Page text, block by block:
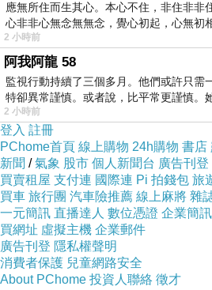
應無所住而生其心。本心不住，非住非非
心非非心無念無無念，覺心初起，心無初
2 小時前
阿我阿龍 58
監視行動持續了三個多月。他們或許只需
特卻異常謹慎。或者說，比平常更謹慎。
2 小時前
登入 註冊
PChome首頁 線上購物 24h購物 書店
新聞 /氣象 股市 個人新聞台 廣告刊登
買賣租屋 支付連 國際連 Pi 拍錢包 旅
買車 旅行團 汽車險推薦 線上麻將 雜
一元簡訊 直播達人 數位憑證 企業簡訊
買網址 虛擬主機 企業郵件
廣告刊登 隱私權聲明
消費者保護 兒童網路安全
About PChome 投資人聯絡 徵才